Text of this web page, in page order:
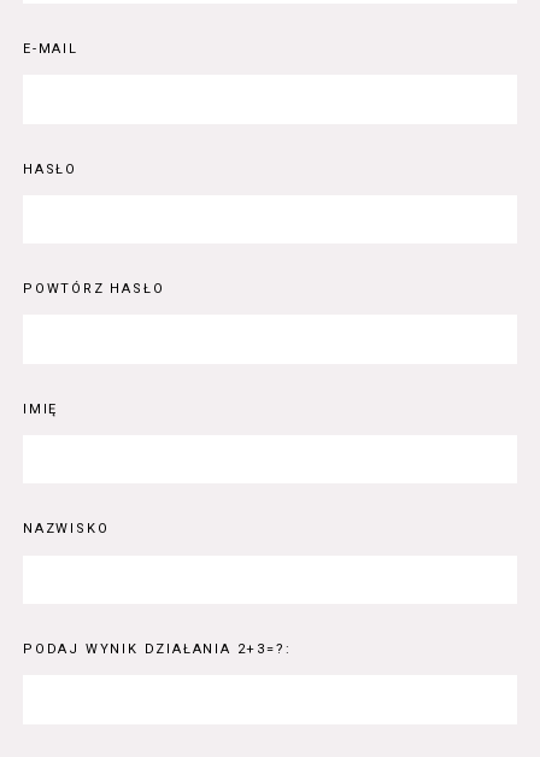
E-MAIL
HASŁO
POWTÓRZ HASŁO
IMIĘ
NAZWISKO
PODAJ WYNIK DZIAŁANIA 2+3=?: